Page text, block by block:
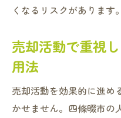
くなるリスクがあります。
売却活動で重視
用法
売却活動を効果的に進め
かせません。四條畷市の